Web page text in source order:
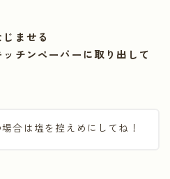
ませる
チンペーパーに取り出して
合は塩を控えめにしてね！